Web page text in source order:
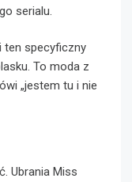
serialu.
ten specyficzny
To moda z
„jestem tu i nie
Ubrania Miss